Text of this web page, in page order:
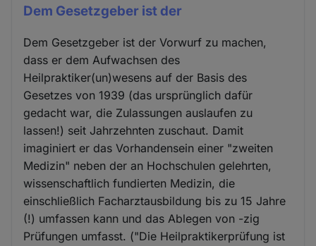
Dem Gesetzgeber ist der
Dem Gesetzgeber ist der Vorwurf zu machen,
dass er dem Aufwachsen des
Heilpraktiker(un)wesens auf der Basis des
Gesetzes von 1939 (das ursprünglich dafür
gedacht war, die Zulassungen auslaufen zu
lassen!) seit Jahrzehnten zuschaut. Damit
imaginiert er das Vorhandensein einer "zweiten
Medizin" neben der an Hochschulen gelehrten,
wissenschaftlich fundierten Medizin, die
einschließlich Facharztausbildung bis zu 15 Jahre
(!) umfassen kann und das Ablegen von -zig
Prüfungen umfasst. ("Die Heilpraktikerprüfung ist